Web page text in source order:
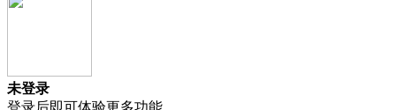
未登录
登录后即可体验更多功能